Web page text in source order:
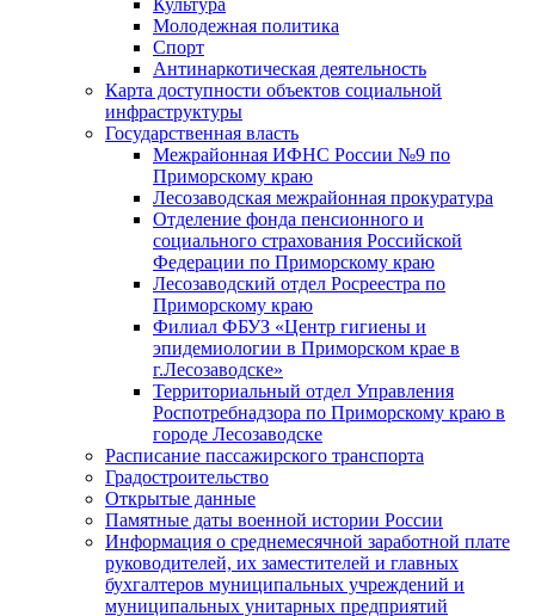
Культура
Молодежная политика
Спорт
Антинаркотическая деятельность
Карта доступности объектов социальной
инфраструктуры
Государственная власть
Межрайонная ИФНС России №9 по
Приморскому краю
Лесозаводская межрайонная прокуратура
Отделение фонда пенсионного и
социального страхования Российской
Федерации по Приморскому краю
Лесозаводский отдел Росреестра по
Приморскому краю
Филиал ФБУЗ «Центр гигиены и
эпидемиологии в Приморском крае в
г.Лесозаводске»
Территориальный отдел Управления
Роспотребнадзора по Приморскому краю в
городе Лесозаводске
Расписание пассажирского транспорта
Градостроительство
Открытые данные
Памятные даты военной истории России
Информация о среднемесячной заработной плате
руководителей, их заместителей и главных
бухгалтеров муниципальных учреждений и
муниципальных унитарных предприятий